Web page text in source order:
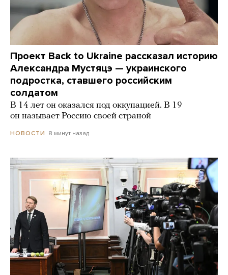
Проект Back to Ukraine рассказал историю
Александра Мустяцэ — украинского
подростка, ставшего российским
солдатом
В 14 лет он оказался под оккупацией. В 19
он называет Россию своей страной
НОВОСТИ 8 минут назад